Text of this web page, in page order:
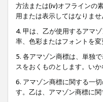
方法または(iv)オフラインの
用または表示してはなりませ
4. 甲は、乙が使用するアマ
率、色彩またはフォントを
5. 各アマゾン商標は、単独
スをおくものとします。い
6. アマゾン商標に関する一
す。乙は、アマゾン商標に